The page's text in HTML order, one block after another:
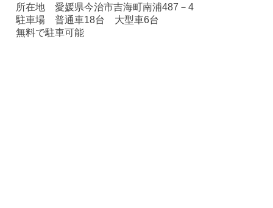
所在地 愛媛県今治市吉海町南浦487－4
駐車場 普通車18台 大型車6台
無料で駐車可能